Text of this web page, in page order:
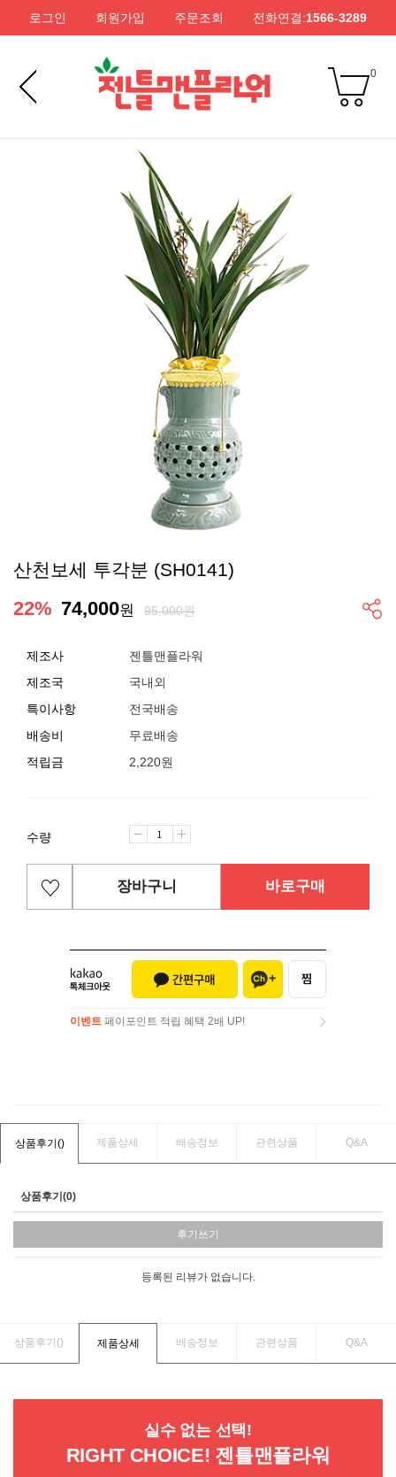
로그인 회원가입 주문조회 전화연결:1566-3289
0
산천보세 투각분 (SH0141)
22% 74,000원 95,000원
제조사
젠틀맨플라워
제조국
국내외
특이사항
전국배송
배송비
무료배송
적립금
2,220원
수량
장바구니 바로구매
이벤트 페이포인트 적립 혜택 2배 UP!
상품후기() 제품상세 배송정보 관련상품 Q&A
상품후기(0)
후기쓰기
등록된 리뷰가 없습니다.
상품후기() 제품상세 배송정보 관련상품 Q&A
실수 없는 선택!
RIGHT CHOICE! 젠틀맨플라워